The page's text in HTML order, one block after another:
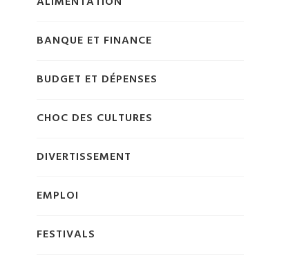
BANQUE ET FINANCE
BUDGET ET DÉPENSES
CHOC DES CULTURES
DIVERTISSEMENT
EMPLOI
FESTIVALS